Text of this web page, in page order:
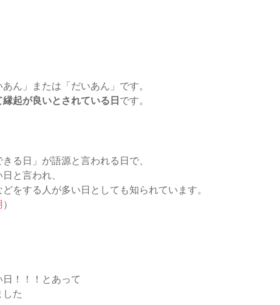
ん」または「だいあん」です。
縁起が良いとされている日です。
る日」が語源と言われる日で、
と言われ、
をする人が多い日としても知られています。
）
！！！とあって
た